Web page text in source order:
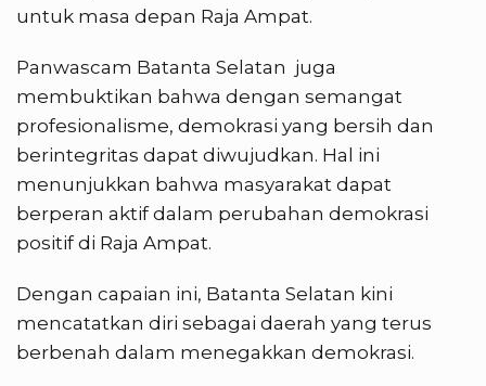
untuk masa depan Raja Ampat.
Panwascam Batanta Selatan juga
membuktikan bahwa dengan semangat
profesionalisme, demokrasi yang bersih dan
berintegritas dapat diwujudkan. Hal ini
menunjukkan bahwa masyarakat dapat
berperan aktif dalam perubahan demokrasi
positif di Raja Ampat.
Dengan capaian ini, Batanta Selatan kini
mencatatkan diri sebagai daerah yang terus
berbenah dalam menegakkan demokrasi.